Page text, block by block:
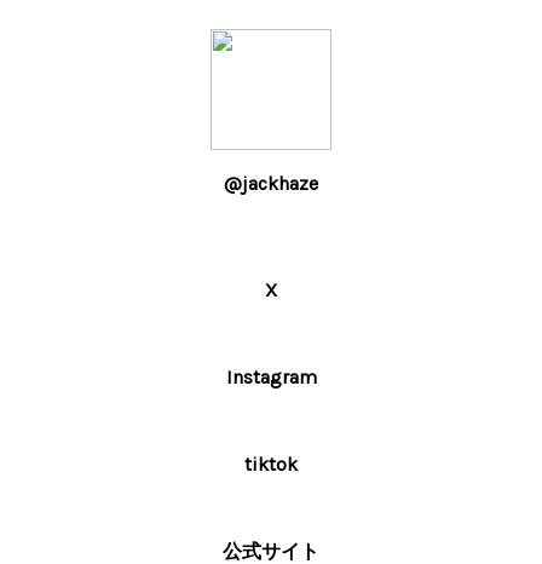
@jackhaze
X
Instagram
tiktok
公式サイト